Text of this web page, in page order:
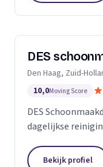
DES
Den Haag, Zuid-
10,0Moving Score
DES
dagelijkse
ervaring in de
Bekijk profiel